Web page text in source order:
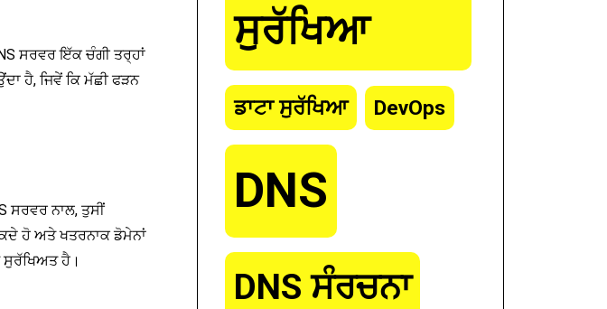
ਸਰਵਰ ਇੱਕ ਚੰਗੀ ਤਰ੍ਹਾਂ
ਹੈ, ਜਿਵੇਂ ਕਿ ਮੱਛੀ ਫੜਨ
ਸਰਵਰ ਨਾਲ, ਤੁਸੀਂ
ਹੋ ਅਤੇ ਖਤਰਨਾਕ ਡੋਮੇਨਾਂ
ਸੁਰੱਖਿਅਤ ਹੈ।
ਸੁਰੱਖਿਆ
ਡਾਟਾ ਸੁਰੱਖਿਆ DevOps
DNS
DNS ਸੰਰਚਨਾ